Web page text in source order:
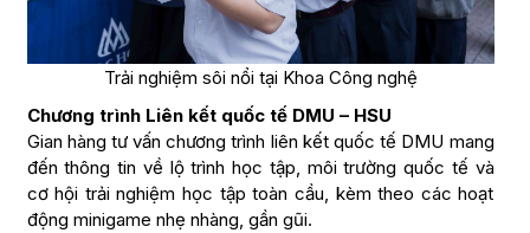
Trải nghiệm sôi nổi tại Khoa Công nghệ
Chương trình Liên kết quốc tế DMU – HSU
Gian hàng tư vấn chương trình liên kết quốc tế DMU mang
đến thông tin về lộ trình học tập, môi trường quốc tế và
cơ hội trải nghiệm học tập toàn cầu, kèm theo các hoạt
động minigame nhẹ nhàng, gần gũi.